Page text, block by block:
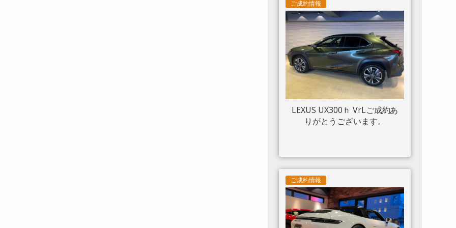
ボンサイドエアスプリッター
カーボンエンジンルーム パッ
センジャーディスプレイ アダ
プティブヘッドライトシステ
ム 入庫しました。
ご成約情報
LEXUS UX300ｈ VrLご成約あ
りがとうございます。
ご成約情報